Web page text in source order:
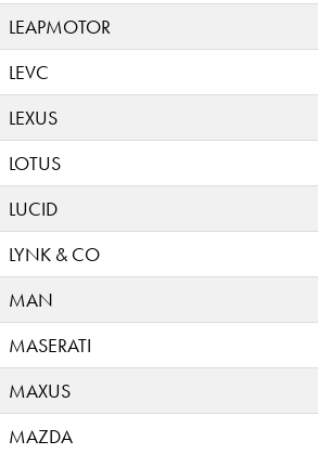
LEAPMOTOR
LEVC
LEXUS
LOTUS
LUCID
LYNK & CO
MAN
MASERATI
MAXUS
MAZDA